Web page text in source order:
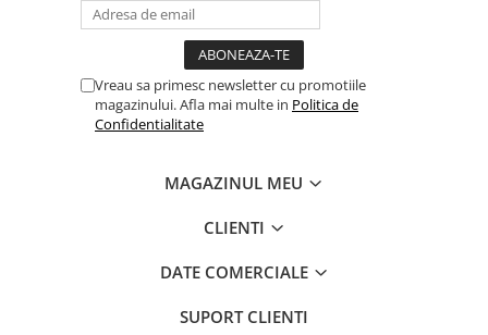
Vreau sa primesc newsletter cu promotiile
magazinului. Afla mai multe in Politica de
Confidentialitate
MAGAZINUL MEU
CLIENTI
DATE COMERCIALE
SUPORT CLIENTI